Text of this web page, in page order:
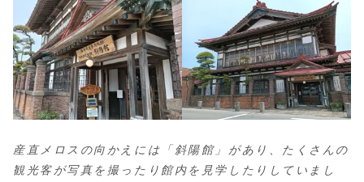
産直メロスの向かえには「斜陽館」があり、たくさんの
観光客が写真を撮ったり館内を見学したりしていまし